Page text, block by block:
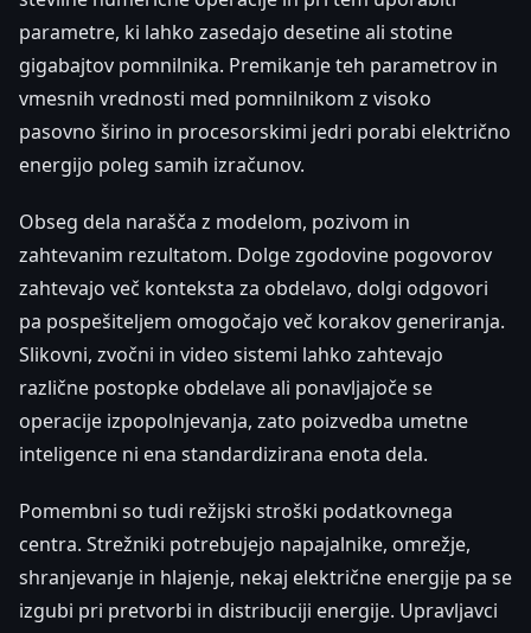
parametre, ki lahko zasedajo desetine ali stotine
gigabajtov pomnilnika. Premikanje teh parametrov in
vmesnih vrednosti med pomnilnikom z visoko
pasovno širino in procesorskimi jedri porabi električno
energijo poleg samih izračunov.
Obseg dela narašča z modelom, pozivom in
zahtevanim rezultatom. Dolge zgodovine pogovorov
zahtevajo več konteksta za obdelavo, dolgi odgovori
pa pospešiteljem omogočajo več korakov generiranja.
Slikovni, zvočni in video sistemi lahko zahtevajo
različne postopke obdelave ali ponavljajoče se
operacije izpopolnjevanja, zato poizvedba umetne
inteligence ni ena standardizirana enota dela.
Pomembni so tudi režijski stroški podatkovnega
centra. Strežniki potrebujejo napajalnike, omrežje,
shranjevanje in hlajenje, nekaj električne energije pa se
izgubi pri pretvorbi in distribuciji energije. Upravljavci